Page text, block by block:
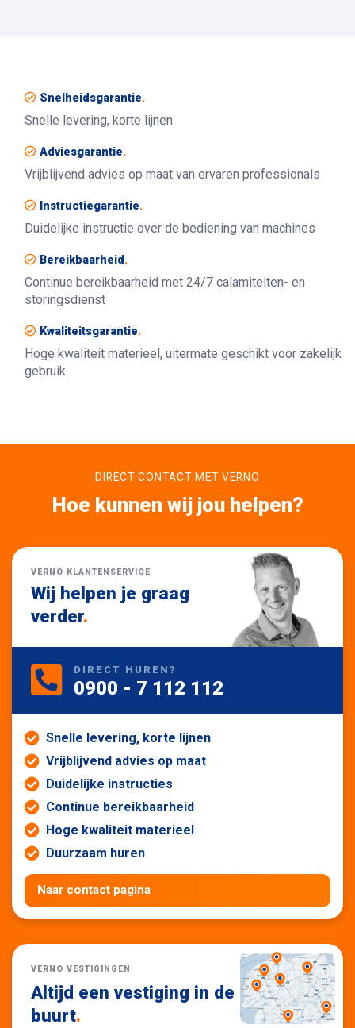
Snelheidsgarantie.
Snelle levering, korte lijnen
Adviesgarantie.
Vrijblijvend advies op maat van ervaren professionals
Instructiegarantie.
Duidelijke instructie over de bediening van machines
Bereikbaarheid .
Continue bereikbaarheid met 24/7 calamiteiten- en
storingsdienst
Kwaliteitsgarantie.
Hoge kwaliteit materieel, uitermate geschikt voor zakelijk
gebruik.
DIRECT CONTACT MET VERNO
Hoe kunnen wij jou helpen?
VERNO KLANTENSERVICE
Wij helpen je graag
verder.
DIRECT HUREN?
0900 - 7 112 112
Snelle levering, korte lijnen
Vrijblijvend advies op maat
Duidelijke instructies
Continue bereikbaarheid
Hoge kwaliteit materieel
Duurzaam huren
Naar contact pagina
VERNO VESTIGINGEN
Altijd een vestiging in de
buurt.